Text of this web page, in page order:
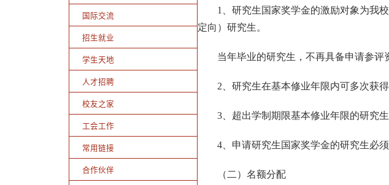
国际交流
招生就业
学生天地
人才招聘
校友之家
工会工作
常用链接
合作伙伴
1 、研究生国家奖学金的激励对象为我
定向）研究生。
当年毕业的研究生，不再具备申请参评
2 、研究生在基本修业年限内可多次获
3、超出学制期限基本修业年限的研究
4、申请研究生国家奖学金的研究生必
（二）名额分配